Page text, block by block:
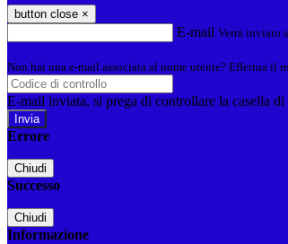
button close ×
E-mail Verrà inviato
Non hai una e-mail associata al nome utente? Effettua il
E-mail inviata, si prega di controllare la casella di
Errore
Chiudi
Successo
Chiudi
Informazione